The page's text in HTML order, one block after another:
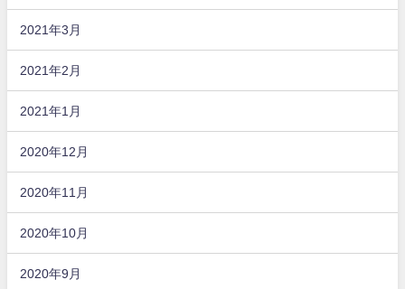
2021年3月
2021年2月
2021年1月
2020年12月
2020年11月
2020年10月
2020年9月